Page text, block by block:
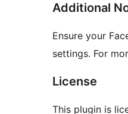
Additional
Ensure your
settings. For
License
This plugin is